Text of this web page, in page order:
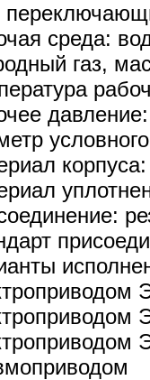
среда:
газ,